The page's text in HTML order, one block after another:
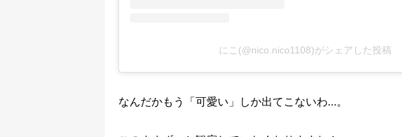
にこ(@nico.nico1108)がシェアした投稿
なんだかもう「可愛い」しか出てこないわ…。